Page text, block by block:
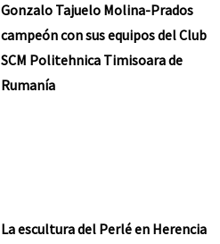
Gonzalo Tajuelo Molina-Prados
campeón con sus equipos del Club
SCM Politehnica Timisoara de
Rumanía
La escultura del Perlé en Herencia